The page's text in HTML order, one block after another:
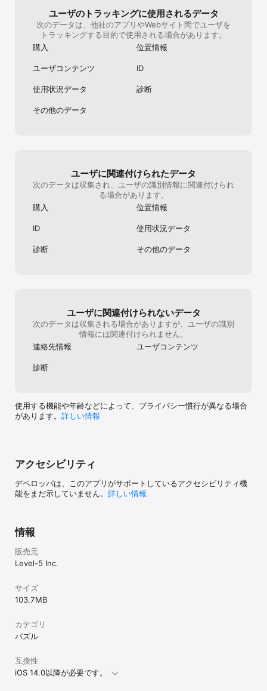
の意向ですかね？供給と需要のバランスが崩
れるとサービスは崩壊するのでほんの少しで
もユーザーの声にも耳を傾ける必要があると
思いますし、いまがその時だと思います。ゲ
ーム自体は面白くて人気もあるので、昔みた
いにみんなが楽しめるような内容にしてもら
えると嬉しいです。
る「特攻キャラ
出来るだけ当て
思い出してほし
い、と。つま
題実際、新規の
っと課金させる
ユーザのトラッキングに使用されるデータ
次のデータは、他社のアプリやWebサイト間でユーザを
トラッキングする目的で使用される場合があります。
購入
位置情報
ユーザコンテンツ ID
使用状況データ 診断
その他のデータ
ユーザに関連付けられたデータ
次のデータは収集され、ユーザの識別情報に関連付けられ
る場合があります。
購入
位置情報
ID 使用状況データ
診断 その他のデータ
ユーザに関連付けられないデータ
次のデータは収集される場合がありますが、ユーザの識別
情報には関連付けられません。
連絡先情報
ユーザコンテンツ
診断
使用する機能や年齢などによって、プライバシー慣行が異なる場合
があります。 詳しい情報
アクセシビリティ
デベロッパは、このアプリがサポートしているアクセシビリティ機
能をまだ示していません。 詳しい情報
情報
販売元
Level-5 Inc.
サイズ
103.7 MB
カテゴリ
パズル
互換性
iOS 14.0以降が必要です。